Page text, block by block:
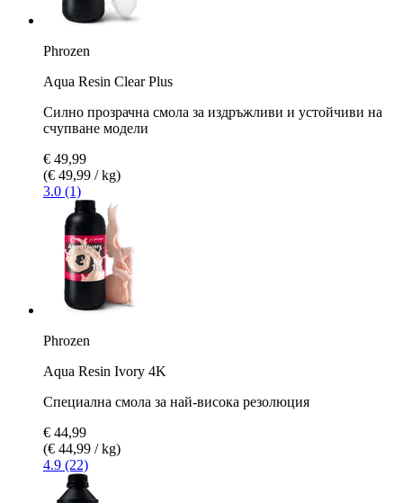
Phrozen
Aqua Resin Clear Plus
Силно прозрачна смола за издръжливи и устойчиви на
счупване модели
€ 49,99
(€ 49,99 / kg)
3.0 (1)
Phrozen
Aqua Resin Ivory 4K
Специална смола за най-висока резолюция
€ 44,99
(€ 44,99 / kg)
4.9 (22)